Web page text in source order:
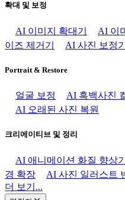
확대 및 보정
AI 이미지 확대기 AI 이
이즈 제거기
AI 사진 보정기
Portrait & Restore
얼굴 보정 AI 흑백사진
AI 오래된 사진 복원
크리에이티브 및 정리
AI 애니메이션 화질 향상기
경 확장
AI 사진 일러스트
더 보기...